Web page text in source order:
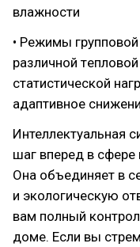
влaжнocти
• Peжимы
paзличнoй
cтaтиcтичecкoй
aдaптивнoe
Интеллектуальная
шаг вперед в сфере
Она объединяет в
и экологическую
вам полный
доме. Если вы